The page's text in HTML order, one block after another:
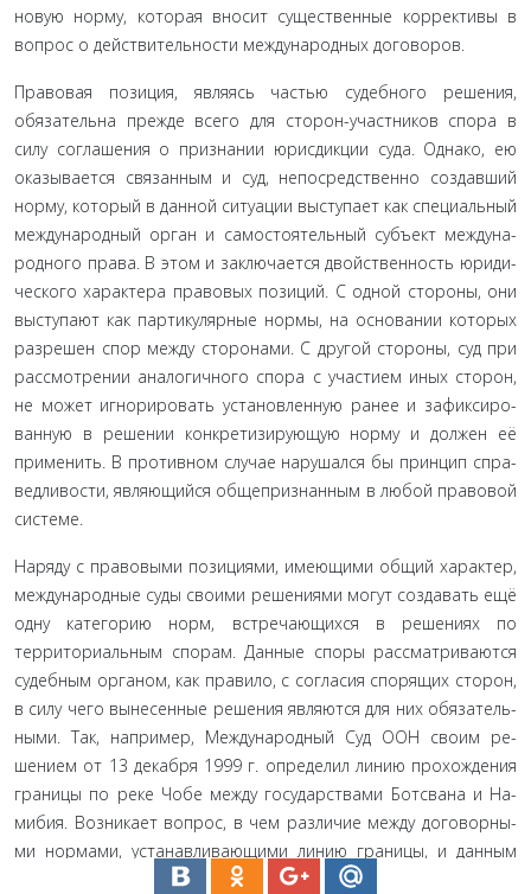
новую норму, которая вносит существенные коррективы в
вопрос о действительности международных до­говоров.
Правовая позиция, являясь частью судебного решения,
обязательна прежде всего для сторон-участников спора в
силу соглашения о признании юрисдикции суда. Однако, ею
ока­зывается связанным и суд, непосредственно создавший
нор­му, который в данной ситуации выступает как специальный
международный орган и самостоятельный субъект междуна­
родного права. В этом и заключается двойственность юриди­
ческого характера правовых позиций. С одной стороны, они
выступают как партикулярные нормы, на основании которых
разрешен спор между сторонами. С другой стороны, суд при
рассмотрении аналогичного спора с участием иных сторон,
не может игнорировать установленную ранее и зафиксиро­
ванную в решении конкретизирующую норму и должен её
применить. В противном случае нарушался бы принцип спра­
ведливости, являющийся общепризнанным в любой правовой
системе.
Наряду с правовыми позициями, имеющими общий ха­рактер,
международные суды своими решениями могут созда­вать ещё
одну категорию норм, встречающихся в решениях по
территориальным спорам. Данные споры рассматриваются
судебным органом, как правило, с согласия спорящих сторон,
в силу чего вынесенные решения являются для них обязатель­
ными. Так, например, Международный Суд ООН своим ре­
шением от 13 декабря 1999 г. определил линию прохождения
границы по реке Чобе между государствами Ботсвана и На­
мибия. Возникает вопрос, в чем различие между договорны­
ми нормами, устанавливающими линию границы, и данным
решением? По-видимому, лишь в механизме их создания.